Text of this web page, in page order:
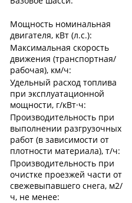
Мощность номинальная
двигателя, кВт (л.с.):
Максимальная скорость
движения (транспортная/
рабочая), км/ч:
Удельный расход топлива
при эксплуатационной
мощности, г/кВт·ч:
Производительность при
выполнении разгрузочных
работ (в зависимости от
плотности материала), т/ч:
Производительность при
очистке проезжей части от
свежевыпавшего снега, м2/
ч, не менее: